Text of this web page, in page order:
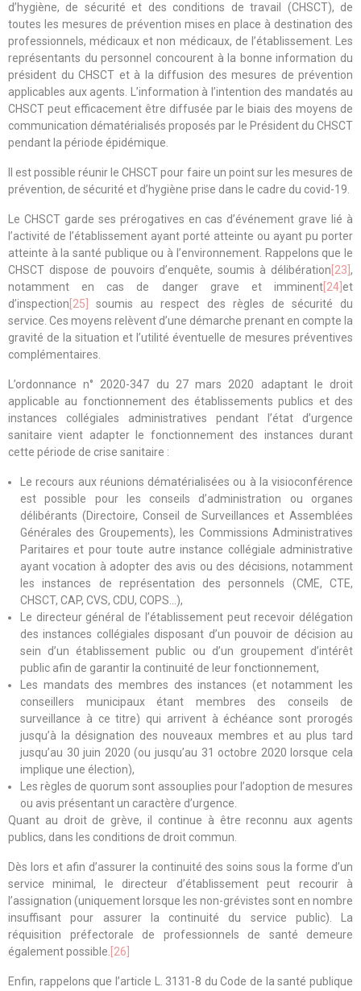
d’hygiène, de sécurité et des conditions de travail (CHSCT), de
toutes les mesures de prévention mises en place à destination des
professionnels, médicaux et non médicaux, de l’établissement. Les
représentants du personnel concourent à la bonne information du
président du CHSCT et à la diffusion des mesures de prévention
applicables aux agents. L’information à l’intention des mandatés au
CHSCT peut efficacement être diffusée par le biais des moyens de
communication dématérialisés proposés par le Président du CHSCT
pendant la période épidémique.
Il est possible réunir le CHSCT pour faire un point sur les mesures de
prévention, de sécurité et d’hygiène prise dans le cadre du covid-19.
Le CHSCT garde ses prérogatives en cas d’événement grave lié à
l’activité de l’établissement ayant porté atteinte ou ayant pu porter
atteinte à la santé publique ou à l’environnement. Rappelons que le
CHSCT dispose de pouvoirs d’enquête, soumis à délibération [23] ,
notamment en cas de danger grave et imminent [24] et
d’inspection [25]
soumis au respect des règles de sécurité du
service. Ces moyens relèvent d’une démarche prenant en compte la
gravité de la situation et l’utilité éventuelle de mesures préventives
complémentaires.
L’ordonnance n° 2020-347 du 27 mars 2020 adaptant le droit
applicable au fonctionnement des établissements publics et des
instances collégiales administratives pendant l’état d’urgence
sanitaire vient adapter le fonctionnement des instances durant
cette période de crise sanitaire :
Le recours aux réunions dématérialisées ou à la visioconférence
est possible pour les conseils d’administration ou organes
délibérants (Directoire, Conseil de Surveillances et Assemblées
Générales des Groupements), les Commissions Administratives
Paritaires et pour toute autre instance collégiale administrative
ayant vocation à adopter des avis ou des décisions, notamment
les instances de représentation des personnels (CME, CTE,
CHSCT, CAP, CVS, CDU, COPS…),
Le directeur général de l’établissement peut recevoir délégation
des instances collégiales disposant d’un pouvoir de décision au
sein d’un établissement public ou d’un groupement d’intérêt
public afin de garantir la continuité de leur fonctionnement,
Les mandats des membres des instances (et notamment les
conseillers municipaux étant membres des conseils de
surveillance à ce titre) qui arrivent à échéance sont prorogés
jusqu’à la désignation des nouveaux membres et au plus tard
jusqu’au 30 juin 2020 (ou jusqu’au 31 octobre 2020 lorsque cela
implique une élection),
Les règles de quorum sont assouplies pour l’adoption de mesures
ou avis présentant un caractère d’urgence.
Quant au droit de grève, il continue à être reconnu aux agents
publics, dans les conditions de droit commun.
Dès lors et afin d’assurer la continuité des soins sous la forme d’un
service minimal, le directeur d’établissement peut recourir à
l’assignation (uniquement lorsque les non-grévistes sont en nombre
insuffisant pour assurer la continuité du service public). La
réquisition préfectorale de professionnels de santé demeure
également possible. [26]
Enfin, rappelons que l’article L. 3131-8 du Code de la santé publique